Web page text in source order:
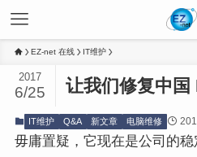
EZ-net 在线 IT维护
让我们修复中
2017
6/25
IT维护 Q&A 新文章 电脑维修
毋庸置疑，它现在是公司的